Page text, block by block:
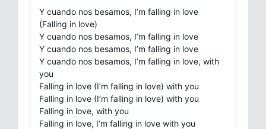
Y cuando nos besamos, I’m falling in love
(Falling in love)
Y cuando nos besamos, I’m falling in love
Y cuando nos besamos, I’m falling in love
Y cuando nos besamos, I’m falling in love, with
you
Falling in love (I’m falling in love) with you
Falling in love (I’m falling in love) with you
Falling in love, with you
Falling in love, I’m falling in love with you